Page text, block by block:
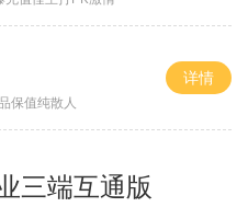
保值纯散人
详情
三端互通版